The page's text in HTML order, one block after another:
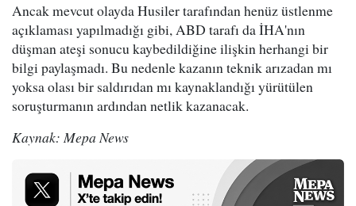
Ancak mevcut olayda Husiler tarafından henüz üstlenme
açıklaması yapılmadığı gibi, ABD tarafı da İHA'nın
düşman ateşi sonucu kaybedildiğine ilişkin herhangi bir
bilgi paylaşmadı. Bu nedenle kazanın teknik arızadan mı
yoksa olası bir saldırıdan mı kaynaklandığı yürütülen
soruşturmanın ardından netlik kazanacak.
Kaynak: Mepa News